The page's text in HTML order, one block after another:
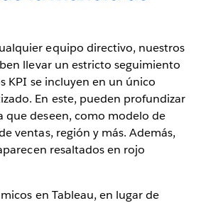
equipo directivo, nuestros
llevar un estricto seguimiento
KPI se incluyen en un único
En este, pueden profundizar
que deseen, como modelo de
ventas, región y más. Además,
resaltados en rojo
en Tableau, en lugar de